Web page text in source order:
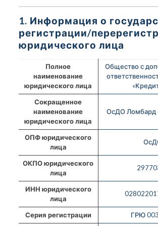
1. Информация о
регистрации/
юридического лица
Полное
наименование
юридического лица
Общество с
Сокращенное
наименование
юридического лица
ОсДО Ломбард
ОПФ юридического
лица
ОКПО юридического
лица
ИНН юридического
лица
Серия регистрации
ГРЮ